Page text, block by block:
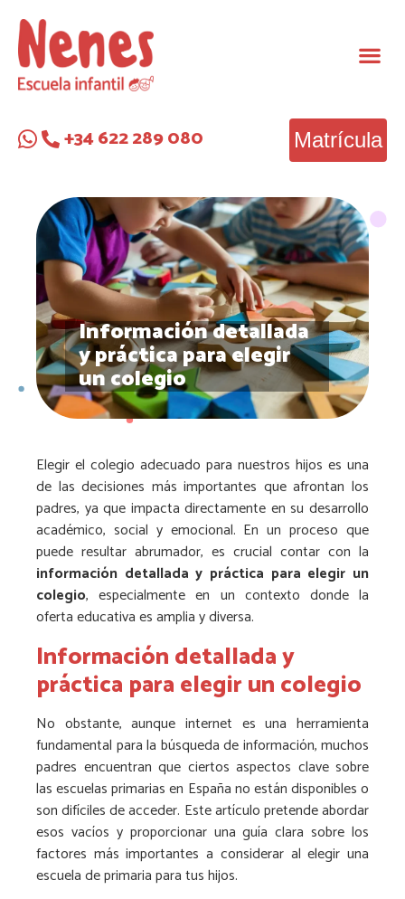
+34 622 289 080 Matrícula
Información detallada
y práctica para elegir
un colegio
Elegir el colegio adecuado para nuestros hijos es una
de las decisiones más importantes que afrontan los
padres, ya que impacta directamente en su desarrollo
académico, social y emocional. En un proceso que
puede resultar abrumador, es crucial contar con la
información detallada y práctica para elegir un
colegio, especialmente en un contexto donde la
oferta educativa es amplia y diversa.
Información detallada y
práctica para elegir un colegio
No obstante, aunque internet es una herramienta
fundamental para la búsqueda de información, muchos
padres encuentran que ciertos aspectos clave sobre
las escuelas primarias en España no están disponibles o
son difíciles de acceder. Este artículo pretende abordar
esos vacíos y proporcionar una guía clara sobre los
factores más importantes a considerar al elegir una
escuela de primaria para tus hijos.